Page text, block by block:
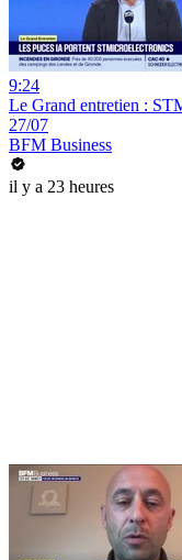
9:24
Le Grand entretien :
27/07
BFM Business
il y a 23 heures